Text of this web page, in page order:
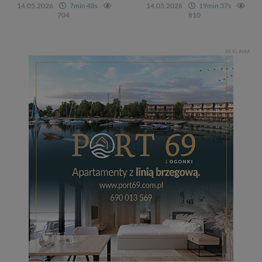
14.05.2026
7min 48s
704
14.05.2026
19min 37s
810
REKLAMA
Dziękujemy, i życzmy miłego odkrywania Mazur na